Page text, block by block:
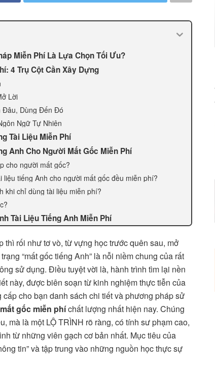
Miễn Phí Là Lựa Chọn Tối Ưu?
4 Trụ Cột Cần Xây Dựng
Lời
Đâu, Dùng Đến Đó
Ngữ Tự Nhiên
Tài Liệu Miễn Phí
Anh Cho Người Mất Gốc Miễn Phí
cho người mất gốc?
tiếng Anh cho người mất gốc đều miễn phí?
khi chỉ dùng tài liệu miễn phí?
Tài Liệu Tiếng Anh Miễn Phí
rối như tơ vò, từ vựng học trước quên sau, mở
“mất gốc tiếng Anh” là nỗi niềm chung của rất
sử dụng. Điều tuyệt vời là, hành trình tìm lại nền
này, được biên soạn từ kinh nghiệm thực tiễn của
cho bạn danh sách chi tiết và phương pháp sử
gốc miễn phíchất lượng nhất hiện nay. Chúng
mà là một LỘ TRÌNH rõ ràng, có tính sư phạm cao,
từ những viên gạch cơ bản nhất. Mục tiêu của
tin” và tập trung vào những nguồn học thực sự